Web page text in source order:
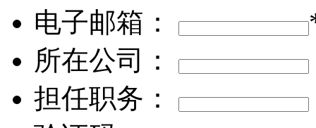
电子邮箱：
所在公司：
担任职务：